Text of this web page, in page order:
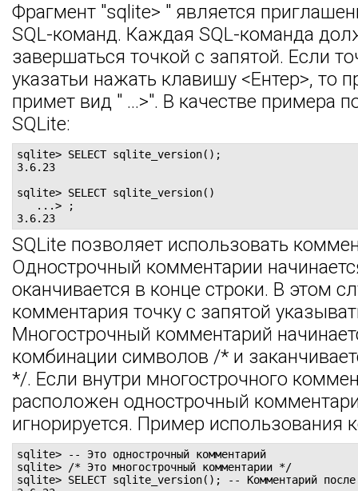
Фрагмент "sqlite> " является
SQL-команд. Каждая SQL-команда
завершаться точкой с запятой. Если
указатьи нажать клавишу <Ентер>, то
примет вид " ...>". В качестве примера
SQLite:
sqlite> SELECT sqlite_version();
3.6.23
sqlite> SELECT sqlite_version()
   ...> ;
3.6.23
SQLite позволяет использовать
Однострочный комментарии
оканчивается в конце строки. В этом
комментария точку с запятой
Многострочный комментарий
комбинации символов /* и
*/. Если внутри многострочного
расположен однострочный
игнорируется. Пример использования
sqlite> -- Это однострочный комментарий
sqlite> /* Это многострочный комментарии */
sqlite> SELECT sqlite_version(); -- Комментарий после